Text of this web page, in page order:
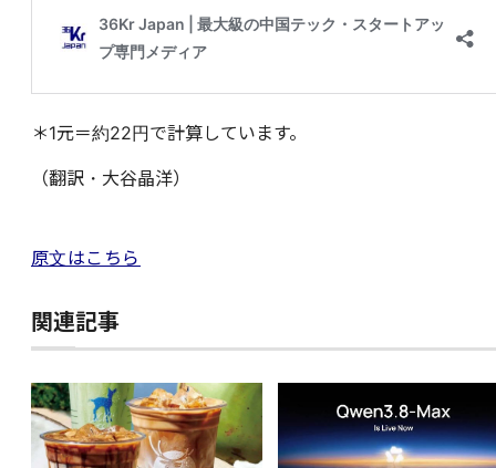
＊1元＝約22円で計算しています。
（翻訳・大谷晶洋）
原文はこちら
関連記事